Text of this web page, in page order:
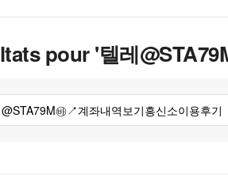
pour '텔레